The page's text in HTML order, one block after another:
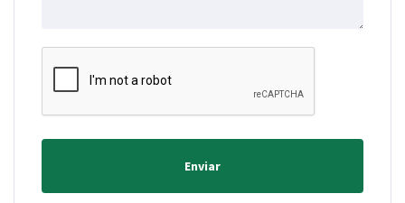
Enviar